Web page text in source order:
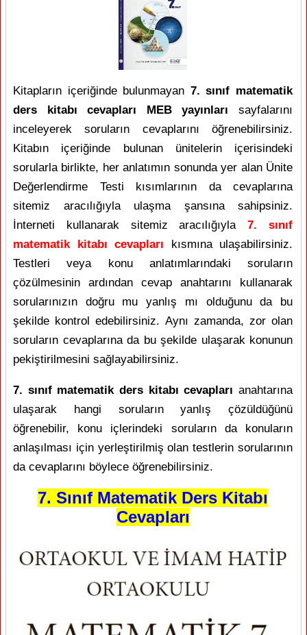
Kitapların içeriğinde bulunmayan 7. sınıf matematik
ders kitabı cevapları MEB yayınları sayfalarını
inceleyerek soruların cevaplarını öğrenebilirsiniz.
Kitabın içeriğinde bulunan ünitelerin içerisindeki
sorularla birlikte, her anlatımın sonunda yer alan Ünite
Değerlendirme Testi kısımlarının da cevaplarına
sitemiz aracılığıyla ulaşma şansına sahipsiniz.
İnterneti kullanarak sitemiz aracılığıyla7. sınıf
matematik kitabı cevapları kısmına ulaşabilirsiniz.
Testleri veya konu anlatımlarındaki soruların
çözülmesinin ardından cevap anahtarını kullanarak
sorularınızın doğru mu yanlış mı olduğunu da bu
şekilde kontrol edebilirsiniz. Aynı zamanda, zor olan
soruların cevaplarına da bu şekilde ulaşarak konunun
pekiştirilmesini sağlayabilirsiniz.
7. sınıf matematik ders kitabı cevapları anahtarına
ulaşarak hangi soruların yanlış çözüldüğünü
öğrenebilir, konu içlerindeki soruların da konuların
anlaşılması için yerleştirilmiş olan testlerin sorularının
da cevaplarını böylece öğrenebilirsiniz.
7. Sınıf Matematik Ders Kitabı
Cevapları